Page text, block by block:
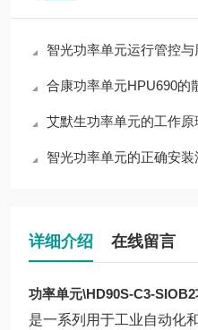
智光功率单元运行管控
合康功率单元HPU690的
艾默生功率单元的工作
智光功率单元的正确安装
详细介绍 在线留言
功率单元\HD90S-C3-SIOB2
是一系列用于工业自动化